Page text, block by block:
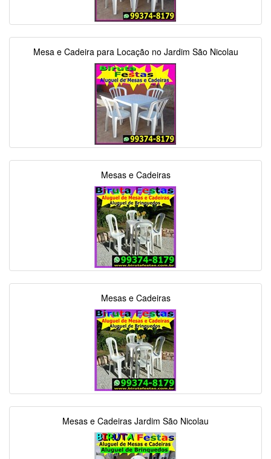
Mesa e Cadeira para Locação no Jardim São Nicolau
Mesas e Cadeiras
Mesas e Cadeiras
Mesas e Cadeiras Jardim São Nicolau